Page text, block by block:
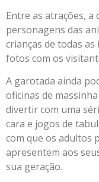
Entre as atrações, a
personagens das
crianças de todas
fotos com os
A garotada ainda
oficinas de
divertir com uma
cara e jogos de
com que os adultos
apresentem aos
sua geração.